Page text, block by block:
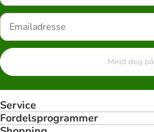
Meld deg på
Service
Fordelsprogrammer